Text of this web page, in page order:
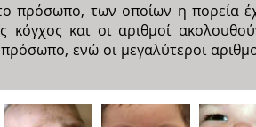
πρόσωπο, των οποίων η πορεία
και οι αριθμοί
ενώ οι μεγαλύτεροι